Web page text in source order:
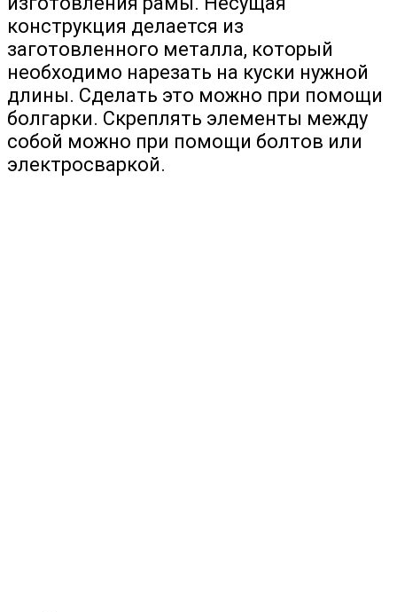
конструкция делается из
заготовленного металла, который
необходимо нарезать на куски нужной
длины. Сделать это можно при помощи
болгарки. Скреплять элементы между
собой можно при помощи болтов или
электросваркой.